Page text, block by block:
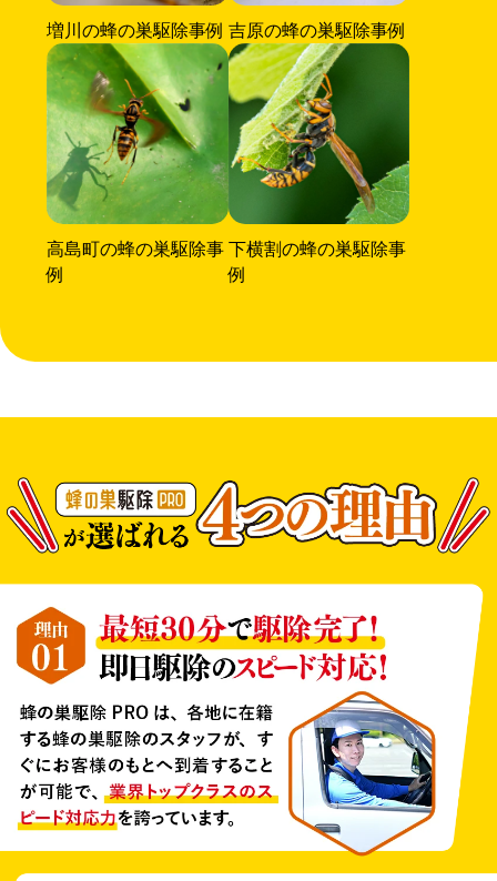
増川の蜂の巣駆除事例 吉原の蜂の巣駆除事例
高島町の蜂の巣駆除事
例
下横割の蜂の巣駆除事
例